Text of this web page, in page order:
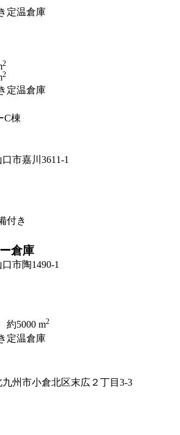
定温倉庫
2
2
定温倉庫
市嘉川3611-1
付き
倉庫
市陶1490-1
5000 m2
定温倉庫
州市小倉北区末広２丁目3-3